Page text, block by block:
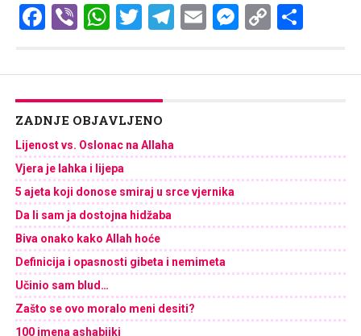
Facebook
ViberWhatsApp
Twitter
Telegram
EmailCopy
ZADNJE OBJAVLJENO
Lijenost vs. Oslonac na Allaha
Vjera je lahka i lijepa
5 ajeta koji donose smiraj u srce vjernika
Da li sam ja dostojna hidžaba
Biva onako kako Allah hoće
Definicija i opasnosti gibeta i nemimeta
Učinio sam blud…
Zašto se ovo moralo meni desiti?
100 imena ashabijki